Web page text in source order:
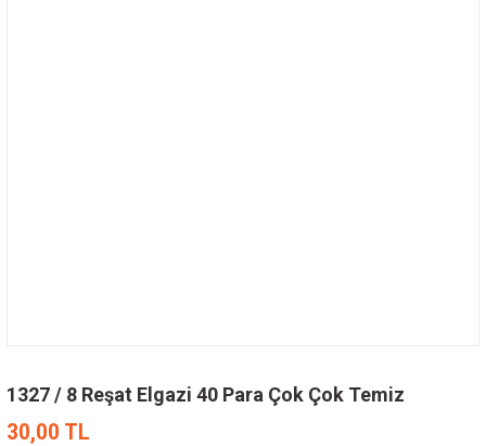
1327 / 8 Reşat Elgazi 40 Para Çok Çok Temiz
30,00 TL